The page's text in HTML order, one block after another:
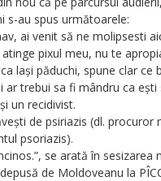
s-au spus următoarele:
ai venit să ne molipsesti
pixul meu, nu te
lași păduchi, spune clar ce
ar trebui sa fi mândru ca ești
un recidivist.
de psiriazis (dl. procuror
psoriazis).
se arată în sesizarea
de Moldoveanu la